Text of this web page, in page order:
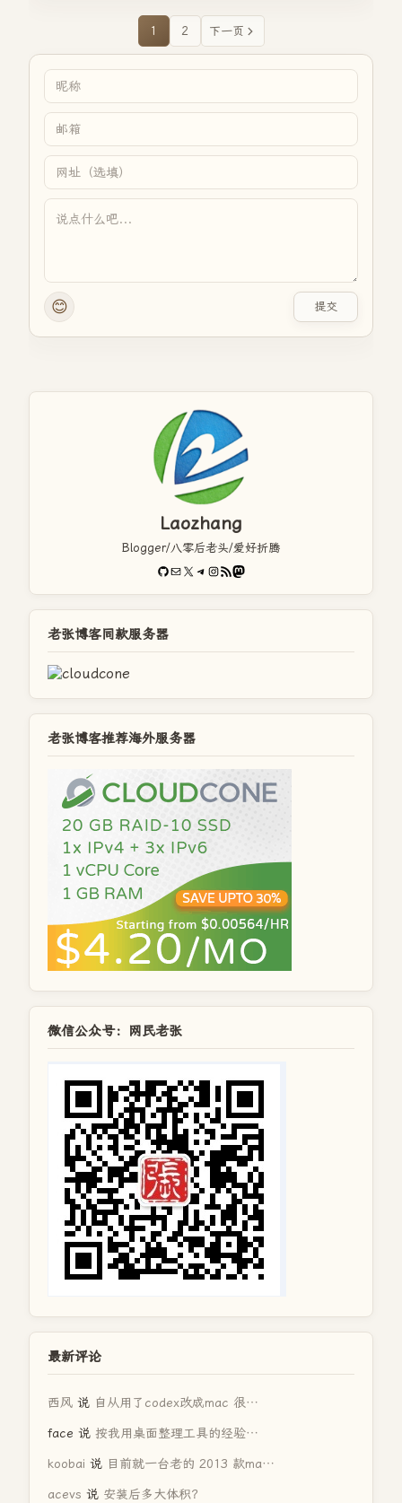
1 2 下一页
😊 提交
Laozhang
Blogger/八零后老头/爱好折腾
GitHub
电子邮件X Telegram
Instagram
RSS FeedMastodon
老张博客同款服务器
老张博客推荐海外服务器
微信公众号：网民老张
最新评论
西风 说 自从用了codex改成mac 很…
face 说 按我用桌面整理工具的经验…
koobai 说 目前就一台老的 2013 款ma…
acevs 说 安装后多大体积？